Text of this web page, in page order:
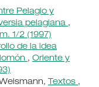
Pelagio y
pelagiana ,
1/2 (1997)
de la idea
, Oriente y
Textos ,